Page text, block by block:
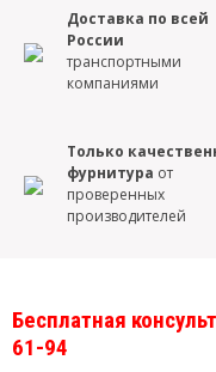
Доставка по всей
России
транспортными
компаниями
Только
фурнитура от
проверенных
производителей
Бесплатная
61-94